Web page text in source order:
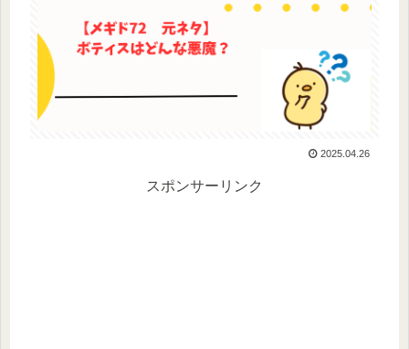
2025.04.26
スポンサーリンク